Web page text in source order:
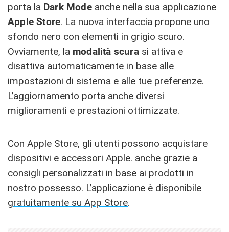
porta la Dark Modeanche nella sua applicazione
Apple Store. La nuova interfaccia propone uno
sfondo nero con elementi in grigio scuro.
Ovviamente, la modalità scurasi attiva e
disattiva automaticamente in base alle
impostazioni di sistema e alle tue preferenze.
L’aggiornamento porta anche diversi
miglioramenti e prestazioni ottimizzate.
Con Apple Store, gli utenti possono acquistare
dispositivi e accessori Apple. anche grazie a
consigli personalizzati in base ai prodotti in
nostro possesso. L’applicazione è disponibile
gratuitamente su App Store.